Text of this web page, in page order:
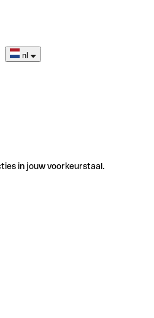
nl
in jouw voorkeurstaal.